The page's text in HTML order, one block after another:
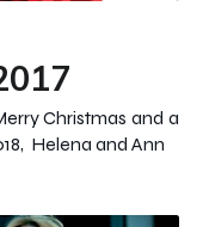
Christmas and a
Helena and Ann